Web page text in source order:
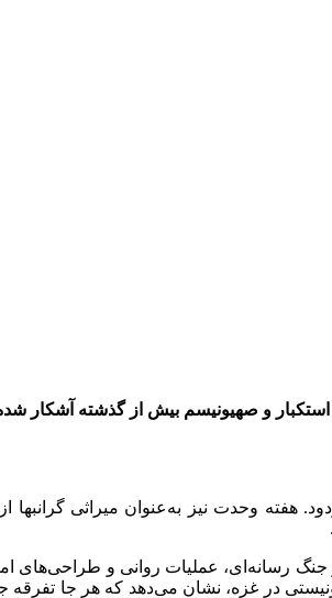
و صهیونیسم بیش از گذشته آشکار
وحدت نیز به‌عنوان میراثی گرانبها
رسانه‌ای، عملیات روانی و طراحی‌های
در غزه، نشان می‌دهد که هر جا